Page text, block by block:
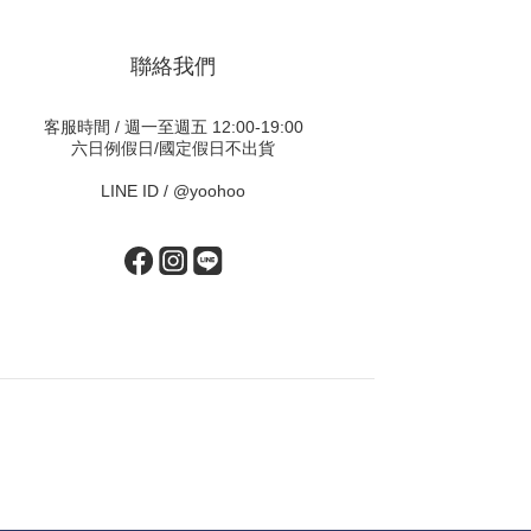
聯絡我們
客服時間 / 週一至週五 12:00-19:00
六日例假日/國定假日不出貨
LINE ID / @yoohoo